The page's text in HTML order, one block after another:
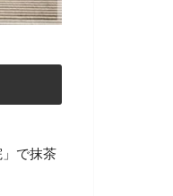
」で抹茶